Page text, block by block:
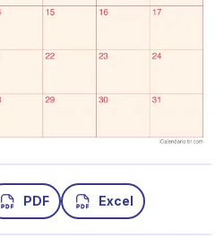
PDF Excel